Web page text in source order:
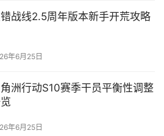
战线2.5周年版本新手开荒攻略
年6月25日
洲行动S10赛季干员平衡性调整
年6月25日